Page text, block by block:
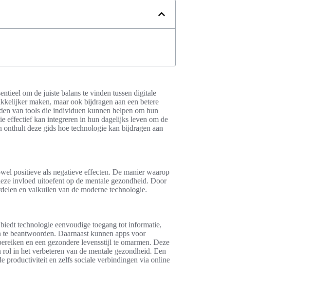
om de juiste balans te vinden tussen digitale
maken, maar ook bijdragen aan een betere
van tools die individuen kunnen helpen om hun
effectief kan integreren in hun dagelijks leven om de
deze gids hoe technologie kan bijdragen aan
positieve als negatieve effecten. De manier waarop
invloed uitoefent op de mentale gezondheid. Door
en valkuilen van de moderne technologie.
technologie eenvoudige toegang tot informatie,
beantwoorden. Daarnaast kunnen apps voor
en een gezondere levensstijl te omarmen. Deze
in het verbeteren van de mentale gezondheid. Een
productiviteit en zelfs sociale verbindingen via online